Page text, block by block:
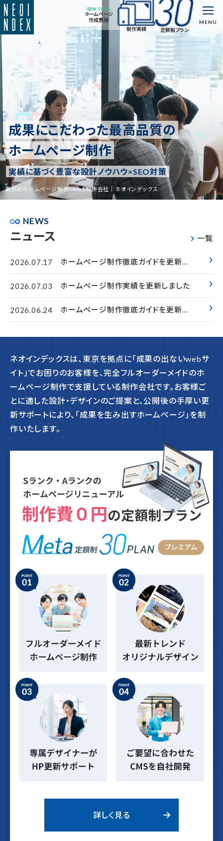
[初めての方]
ホームページ
作成費用
制作実績
定額制プラン
MENU
東京のホームページ制作・Web制作会社｜ネオインデックス
成果にこだわった最高品質の
ホームページ制作
実績に基づく豊富な設計ノウハウ×SEO対策
NEWS
ニュース 一覧
2026.07.17
ホームページ制作徹底ガイドを更新し
2026.07.03
ホームページ制作実績を更新しました
2026.06.24
ホームページ制作徹底ガイドを更新し
ネオインデックスは、東京を拠点に「成果の出ないwebサ
イト」でお困りのお客様を、完全フルオーダーメイドのホ
ームページ制作で支援している制作会社です。お客様ご
とに適した設計・デザインのご提案と、公開後の手厚い更
新サポートにより、「成果を生み出すホームページ」を制
作いたします。
詳しく見る